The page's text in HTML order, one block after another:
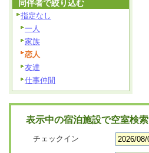
同伴者で絞り込む
指定なし
一人
家族
恋人
友達
仕事仲間
表示中の宿泊施設で空室検索
チェックイン